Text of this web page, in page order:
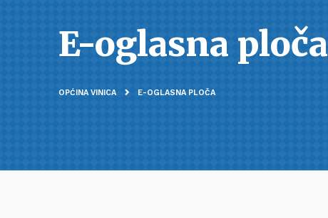
E-oglasna ploča
OPĆINA VINICA E-OGLASNA PLOČA